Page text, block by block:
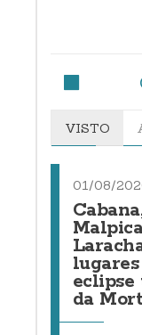
VISTO
01/08/
da